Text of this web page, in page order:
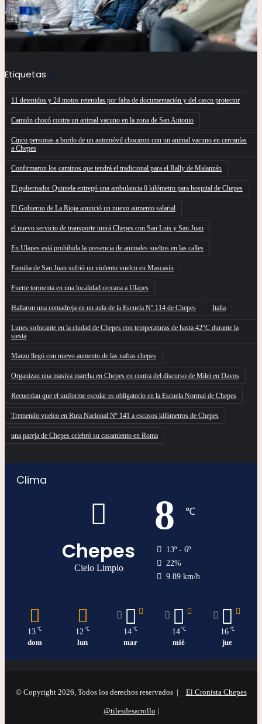
Etiquetas
11 detenidos y 24 motos retenidas por falta de documentación y del casco protector
Camión chocó contra un animal vacuno en la zona de San Antonio
Cinco personas a bordo de un automóvil chocaron con un animal vacuno en cercanías
a Chepes
Confirmaron los caminos que tendrá el tradicional para el Rally de Malanzán
El gobernador Quintela entregó una ambulancia 0 kilómetro para hospital de Chepes
El Gobierno de La Rioja anunció un nuevo aumento salarial
el nuevo servicio de transporte unirá Chepes con San Luis y San Juan
En Ulapes está prohibida la presencia de animales sueltos en las calles
Familia de San Juan sufrió un violento vuelco en Mascasín
Fuerte tormenta en una localidad cercana a Ulapes
Hallaron una comadreja en un aula de la Escuela Nº 114 de Chepes Italia
Lunes sofocante en la ciudad de Chepes con temperaturas de hasta 42°C durante la
siesta
Marzo llegó con nuevo aumento de las naftas chepes
Organizan una masiva marcha en Chepes en contra del discurso de Milei en Davos
Recuerdan que el uniforme escolar es obligatorio en la Escuela Normal de Chepes
Tremendo vuelco en Ruta Nacional Nº 141 a escasos kilómetros de Chepes
una pareja de Chepes celebró su casamiento en Roma
Clima
Chepes
Cielo Limpio
8 ℃
13º - 6º
22%
9.89 km/h
13 ℃
dom
12 ℃
lun
14 ℃
mar
14 ℃
mié
16 ℃
jue
© Copyright 2026, Todos los derechos reservados | El Cronista Chepes
@tilesdesarrollo |